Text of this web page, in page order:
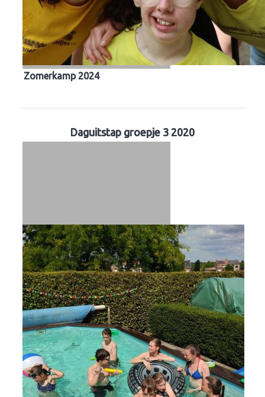
Zomerkamp 2024
Daguitstap groepje 3 2020